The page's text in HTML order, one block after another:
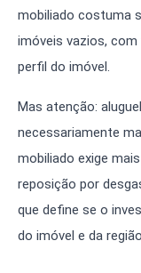
mobiliado costuma
imóveis vazios,
perfil do imóvel.
Mas atenção:
necessariamente
mobiliado exige
reposição por
que define se o
do imóvel e da